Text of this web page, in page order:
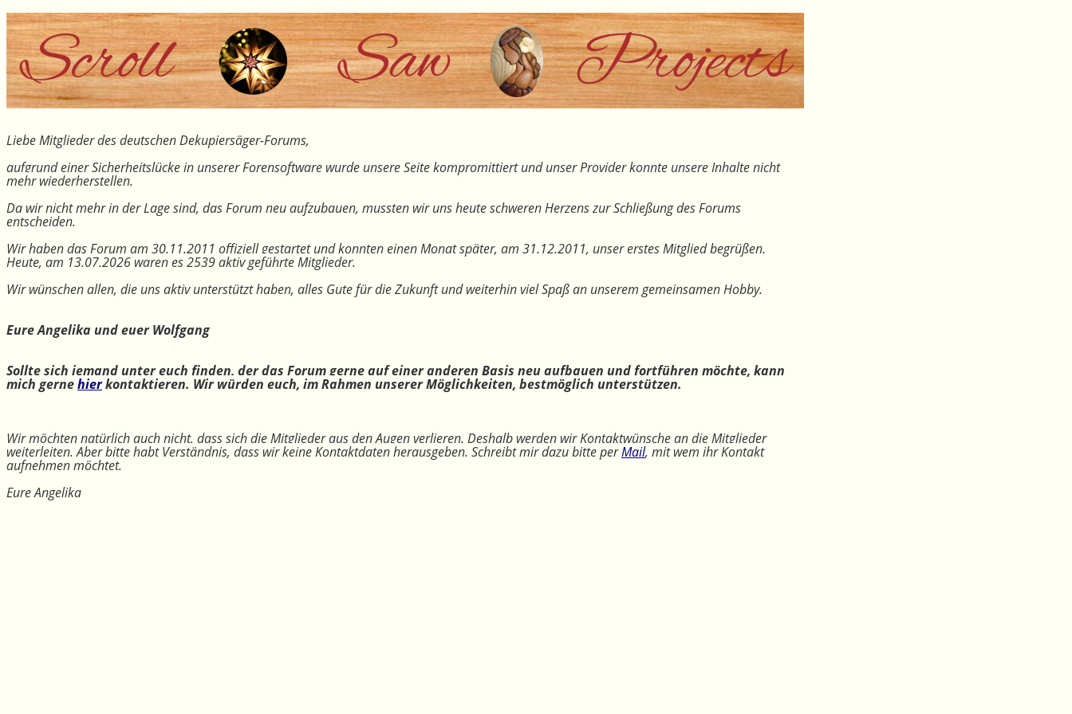
Liebe Mitglieder des deutschen Dekupiersäger-Forums,
aufgrund einer Sicherheitslücke in unserer Forensoftware wurde unsere Seite kompromittiert und unser Provider konnte unsere Inhalte nicht
mehr wiederherstellen.
Da wir nicht mehr in der Lage sind, das Forum neu aufzubauen, mussten wir uns heute schweren Herzens zur Schließung des Forums
entscheiden.
Wir haben das Forum am 30.11.2011 offiziell gestartet und konnten einen Monat später, am 31.12.2011, unser erstes Mitglied begrüßen.
Heute, am 13.07.2026 waren es 2539 aktiv geführte Mitglieder.
Wir wünschen allen, die uns aktiv unterstützt haben, alles Gute für die Zukunft und weiterhin viel Spaß an unserem gemeinsamen Hobby.
Eure Angelika und euer Wolfgang
Sollte sich jemand unter euch finden, der das Forum gerne auf einer anderen Basis neu aufbauen und fortführen möchte, kann
mich gernehierkontaktieren. Wir würden euch, im Rahmen unserer Möglichkeiten, bestmöglich unterstützen.
Wir möchten natürlich auch nicht, dass sich die Mitglieder aus den Augen verlieren. Deshalb werden wir Kontaktwünsche an die Mitglieder
weiterleiten. Aber bitte habt Verständnis, dass wir keine Kontaktdaten herausgeben. Schreibt mir dazu bitte perMail, mit wem ihr Kontakt
aufnehmen möchtet.
Eure Angelika